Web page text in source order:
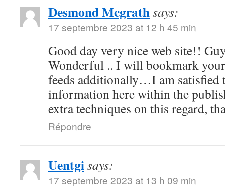
Desmond Mcgrathsays:
17 septembre 2023 at 12 h 45 min
Good day very nice web site!!
Wonderful .. I will bookmark your
feeds additionally…I am satisfied
information here within the
extra techniques on this regard,
Répondre
Uentgisays:
17 septembre 2023 at 13 h 09 min